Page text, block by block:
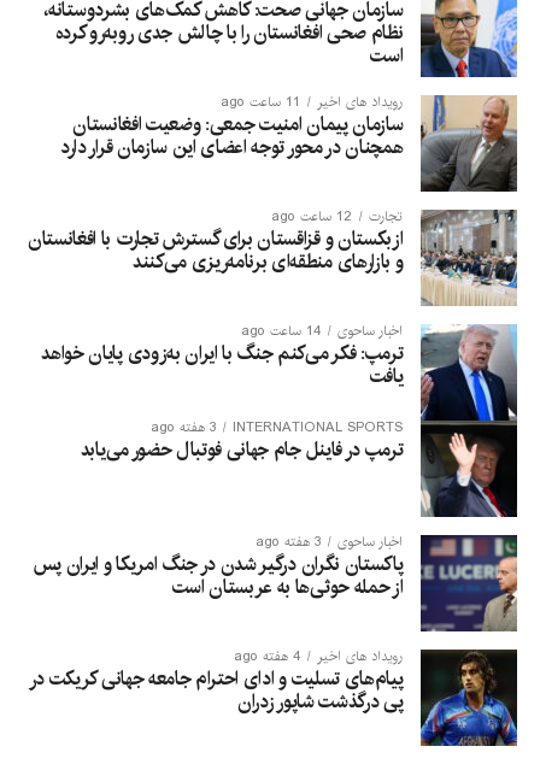
including some who had died in earlier, smaller ​
attempts to reach the territory in hazardous night-time
swims over the past two weeks. He said Moroccan
authorities ​were also recovering bodies ⁠from the sea,
but no official information was available.
Authorities have reinforced police and army patrols. A
500-metre (1,600-foot) floating barrier was installed
off Ceuta on Saturday.
Twenty-two European Union member states wrote a
letter asking for coordinated action to protect external
borders and other measures after the Ceuta incident.
Italy suspended passport-free Schengen travel
arrangements with Spain for one month, Reuters
reported.
Spain has ⁠adopted a ​more open stance on migrants
than most other EU countries, introducing a programme
to grant residency ​to more than half a million
undocumented people.
It has rejected suggestions that the scheme
encouraged the rush into Ceuta, saying that those who
entered the enclave irregularly could not travel on to ​
mainland Spain or elsewhere in the Schengen zone.
سازمان جهانی صحت: کاهش کمک‌های بشردوستانه،
نظام صحی افغانستان را با چالش جدی روبه‌رو کرده
است
رویداد های اخیر 11 ساعت ago
سازمان پیمان امنیت جمعی: وضعیت افغانستان
همچنان در محور توجه اعضای این سازمان قرار دارد
تجارت 12 ساعت ago
ازبکستان و قزاقستان برای گسترش تجارت با افغانستان
و بازارهای منطقه‌ای برنامه‌ریزی می‌کنند
اخبار ساحوی 14 ساعت ago
ترمپ: فکر می‌کنم جنگ با ایران به‌زودی پایان خواهد
یافت
INTERNATIONAL SPORTS 3 هفته ago
ترمپ در فاینل جام جهانی فوتبال حضور می‌یابد
اخبار ساحوی 3 هفته ago
پاکستان نگران درگیر شدن در جنگ امریکا و ایران پس
از حمله حوثی‌ها به عربستان است
رویداد های اخیر 4 هفته ago
پیام‌های تسلیت و ادای احترام جامعه جهانی کریکت در
پی درگذشت شاپور زدران